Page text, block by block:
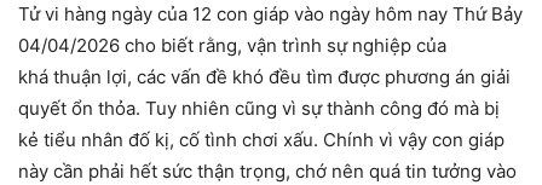
Tử vi hàng ngày của 12 con giáp vào ngày hôm nay Thứ Bảy
04/04/2026 cho biết rằng, vận trình sự nghiệp của
khá thuận lợi, các vấn đề khó đều tìm được phương án giải
quyết ổn thỏa. Tuy nhiên cũng vì sự thành công đó mà bị
kẻ tiểu nhân đố kị, cố tình chơi xấu. Chính vì vậy con giáp
này cần phải hết sức thận trọng, chớ nên quá tin tưởng vào